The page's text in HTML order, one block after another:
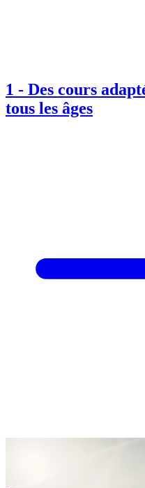
1 - Des cours
tous les âges